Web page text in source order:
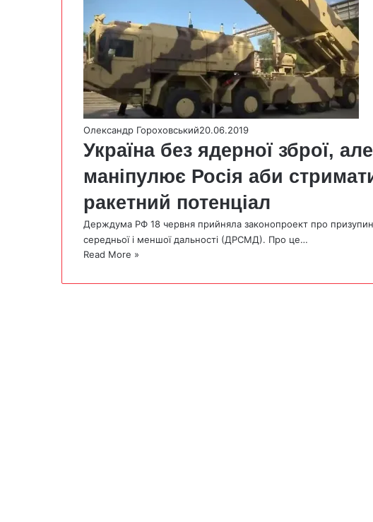
Олександр Гороховський20.06.2019
Україна без ядерної зброї,
маніпулює Росія аби
ракетний потенціал
Держдума РФ 18 червня прийняла законопроект про
середньої і меншої дальності (ДРСМД). Про це…
Read More »